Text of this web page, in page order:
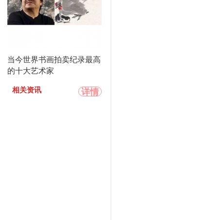
当今世界书画拍卖纪录最高
的十大艺术家
相关资讯 详情